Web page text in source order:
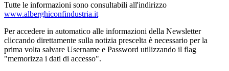
Tutte le informazioni sono consultabili all'indirizzo
www.alberghiconfindustria.it
Per accedere in automatico alle informazioni della Newsletter
cliccando direttamente sulla notizia prescelta è necessario per la
prima volta salvare Username e Password utilizzando il flag
"memorizza i dati di accesso".